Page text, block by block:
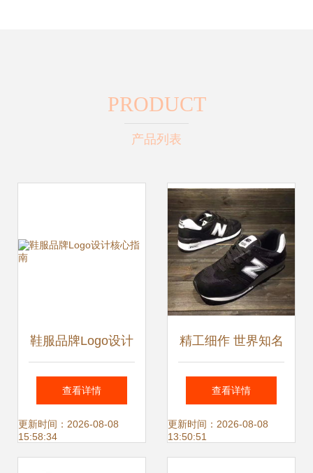
PRODUCT
产品列表
鞋服品牌Logo设计
核心指南
查看详情
更新时间：2026-08-08
15:58:34
精工细作 世界知名
精品鞋服的艺术与
市场
查看详情
更新时间：2026-08-08
13:50:51